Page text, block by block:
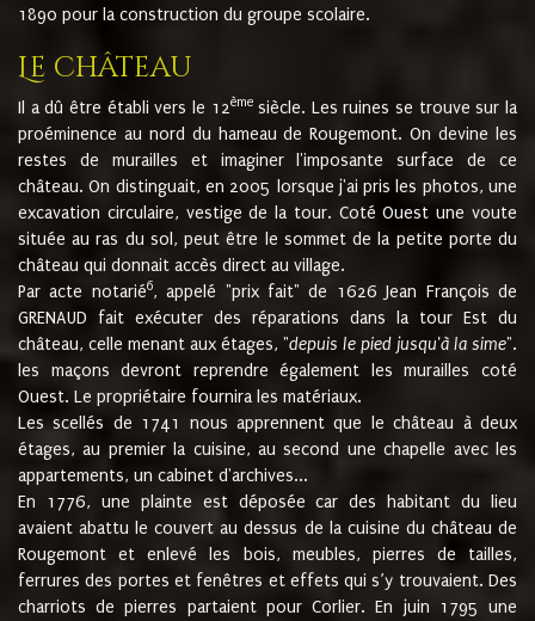
1890 pour la construction du groupe scolaire.
Le château
Il a dû être établi vers le 12èmesiècle. Les ruines se trouve sur la
proéminence au nord du hameau de Rougemont. On devine les
restes de murailles et imaginer l'imposante surface de ce
château. On distinguait, en 2005 lorsque j'ai pris les photos, une
excavation circulaire, vestige de la tour. Coté Ouest une voute
située au ras du sol, peut être le sommet de la petite porte du
château qui donnait accès direct au village.
Par acte notarié6, appelé "prix fait" de 1626 Jean François de
GRENAUD fait exécuter des réparations dans la tour Est du
château, celle menant aux étages, "depuis le pied jusqu'à la sime".
les maçons devront reprendre également les murailles coté
Ouest. Le propriétaire fournira les matériaux.
Les scellés de 1741 nous apprennent que le château à deux
étages, au premier la cuisine, au second une chapelle avec les
appartements, un cabinet d'archives...
En 1776, une plainte est déposée car des habitant du lieu
avaient abattu le couvert au dessus de la cuisine du château de
Rougemont et enlevé les bois, meubles, pierres de tailles,
ferrures des portes et fenêtres et effets qui s’y trouvaient. Des
charriots de pierres partaient pour Corlier. En juin 1795 une